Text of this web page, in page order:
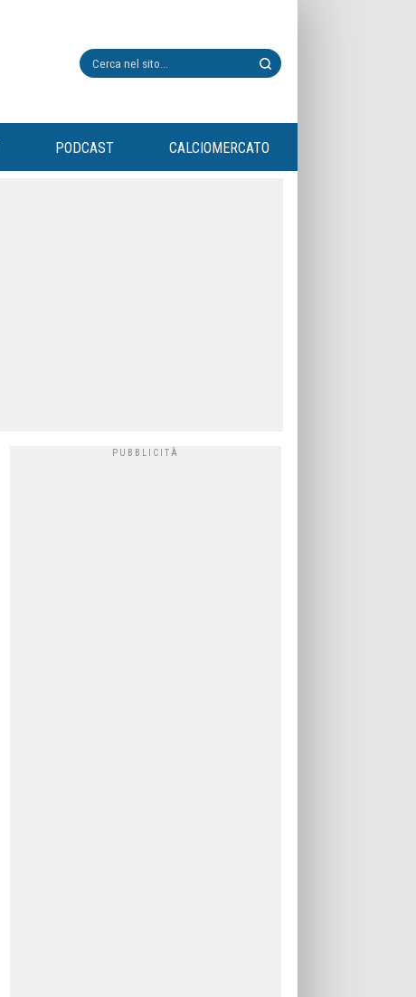
PODCAST CALCIOMERCATO